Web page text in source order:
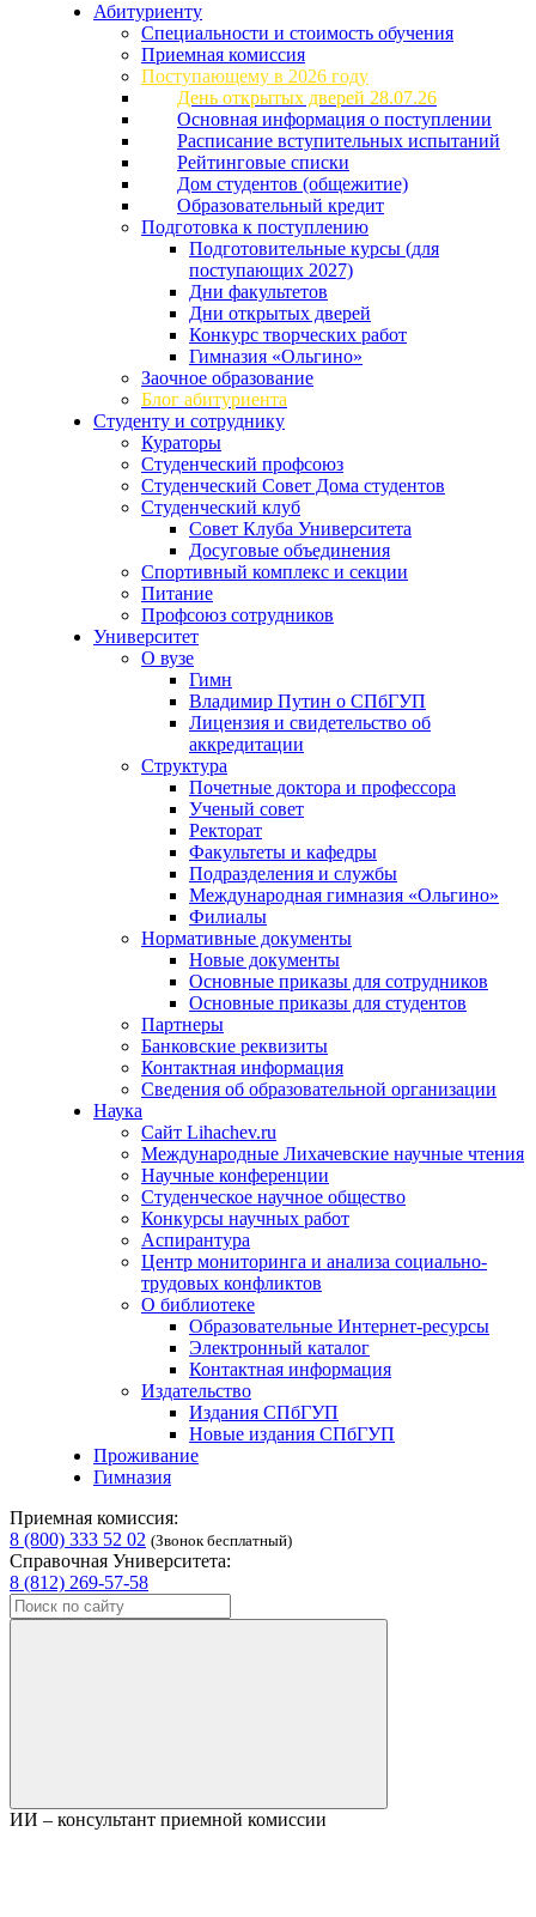
Абитуриенту
Специальности и стоимость обучения
Приемная комиссия
Поступающему в 2026 году
День открытых дверей 28.07.26
Основная информация о поступлении
Расписание вступительных испытаний
Рейтинговые списки
Дом студентов (общежитие)
Образовательный кредит
Подготовка к поступлению
Подготовительные курсы (для
поступающих 2027)
Дни факультетов
Дни открытых дверей
Конкурс творческих работ
Гимназия «Ольгино»
Заочное образование
Блог абитуриента
Студенту и сотруднику
Кураторы
Студенческий профсоюз
Студенческий Совет Дома студентов
Студенческий клуб
Совет Клуба Университета
Досуговые объединения
Спортивный комплекс и секции
Питание
Профсоюз сотрудников
Университет
О вузе
Гимн
Владимир Путин о СПбГУП
Лицензия и свидетельство об
аккредитации
Структура
Почетные доктора и профессора
Ученый совет
Ректорат
Факультеты и кафедры
Подразделения и службы
Международная гимназия «Ольгино»
Филиалы
Нормативные документы
Новые документы
Основные приказы для сотрудников
Основные приказы для студентов
Партнеры
Банковские реквизиты
Контактная информация
Сведения об образовательной организации
Наука
Сайт Lihachev.ru
Международные Лихачевские научные чтения
Научные конференции
Студенческое научное общество
Конкурсы научных работ
Аспирантура
Центр мониторинга и анализа социально-
трудовых конфликтов
О библиотеке
Образовательные Интернет-ресурсы
Электронный каталог
Контактная информация
Издательство
Издания СПбГУП
Новые издания СПбГУП
Проживание
Гимназия
Приемная комиссия:
8 (800) 333 52 02 (Звонок бесплатный)
Справочная Университета:
8 (812) 269-57-58
ИИ – консультант приемной комиссии